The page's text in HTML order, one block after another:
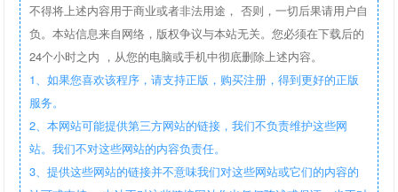
不得将上述内容用于商业或者非法用途， 否则，一切后果请用户自
负。本站信息来自网络，版权争议与本站无关。您必须在下载后的
24个小时之内 ，从您的电脑或手机中彻底删除上述内容。
1、如果您喜欢该程序，请支持正版，购买注册，得到更好的正版
服务。
2、本网站可能提供第三方网站的链接，我们不负责维护这些网
站。我们不对这些网站的内容负责任。
3、提供这些网站的链接并不意味我们对这些网站或它们的内容的